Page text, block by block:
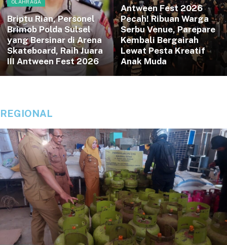
OLAHRAGA
Briptu Rian, Personel
Brimob Polda Sulsel
yang Bersinar di Arena
Skateboard, Raih Juara
III Antween Fest 2026
Antween Fest 2026
Pecah! Ribuan Warga
Serbu Venue, Parepare
Kembali Bergairah
Lewat Pesta Kreatif
Anak Muda
REGIONAL